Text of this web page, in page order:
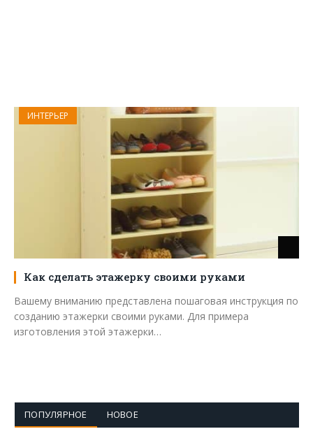
ИНТЕРЬЕР
Как сделать этажерку своими руками
Вашему вниманию представлена пошаговая инструкция по
созданию этажерки своими руками. Для примера
изготовления этой этажерки…
ПОПУЛЯРНОЕ НОВОЕ